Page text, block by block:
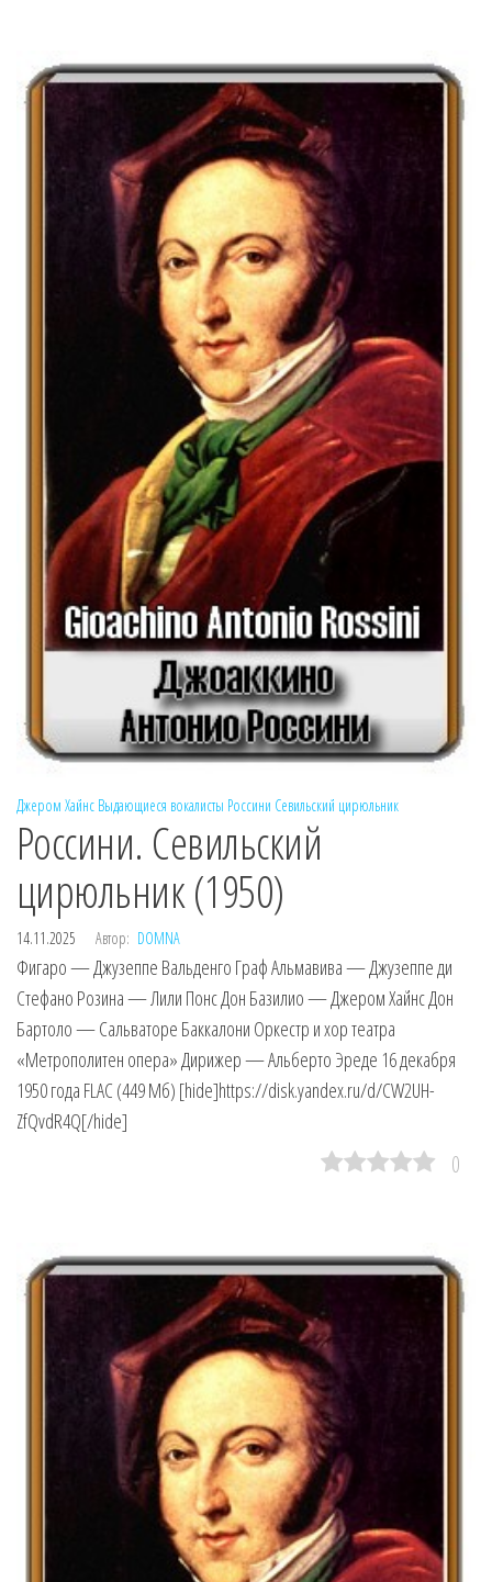
Джером Хайнс Выдающиеся вокалисты Россини Севильский цирюльник
Россини. Севильский
цирюльник (1950)
14.11.2025 Автор: DOMNA
Фигаро — Джузеппе Вальденго Граф Альмавива — Джузеппе ди
Стефано Розина — Лили Понс Дон Базилио — Джером Хайнс Дон
Бартоло — Сальваторе Баккалони Оркестр и хор театра
«Метрополитен опера» Дирижер — Альберто Эреде 16 декабря
1950 года FLAC (449 Мб) [hide]https://disk.yandex.ru/d/CW2UH-
ZfQvdR4Q[/hide]
0